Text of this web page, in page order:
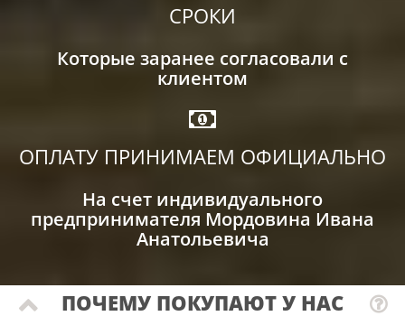
СРОКИ
Которые заранее согласовали с
клиентом
ОПЛАТУ ПРИНИМАЕМ ОФИЦИАЛЬНО
На счет индивидуального
предпринимателя Мордовина Ивана
Анатольевича
ПОЧЕМУ ПОКУПАЮТ У НАС